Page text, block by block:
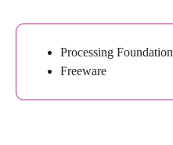
Processing Foundation
Freeware